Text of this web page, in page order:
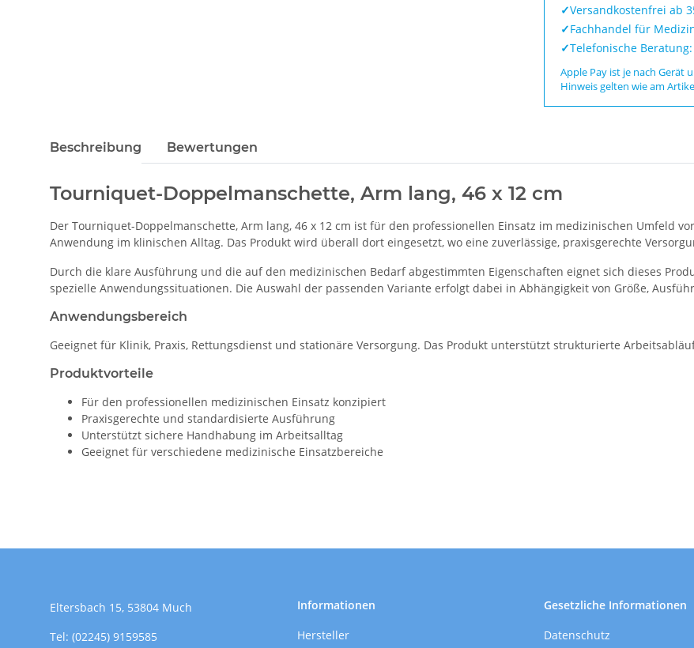
✓Versandkostenfrei ab
✓Fachhandel für
✓Telefonische Beratung:
Apple Pay ist je nach Gerät
Hinweis gelten wie am
Beschreibung Bewertungen
Tourniquet-Doppelmanschette, Arm lang, 46 x 12 cm
Der Tourniquet-Doppelmanschette, Arm lang, 46 x 12 cm ist für den professionellen Einsatz im medizinischen Umfeld
Anwendung im klinischen Alltag. Das Produkt wird überall dort eingesetzt, wo eine zuverlässige, praxisgerechte
Durch die klare Ausführung und die auf den medizinischen Bedarf abgestimmten Eigenschaften eignet sich dieses
spezielle Anwendungssituationen. Die Auswahl der passenden Variante erfolgt dabei in Abhängigkeit von Größe,
Anwendungsbereich
Geeignet für Klinik, Praxis, Rettungsdienst und stationäre Versorgung. Das Produkt unterstützt strukturierte
Produktvorteile
Für den professionellen medizinischen Einsatz konzipiert
Praxisgerechte und standardisierte Ausführung
Unterstützt sichere Handhabung im Arbeitsalltag
Geeignet für verschiedene medizinische Einsatzbereiche
Eltersbach 15, 53804 Much
Tel: (02245) 9159585
Informationen
Hersteller
Gesetzliche Informationen
Datenschutz